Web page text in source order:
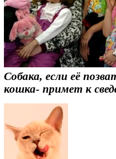
Собака, если её
кошка- примет к